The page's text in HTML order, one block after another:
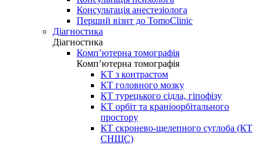
Консультація анестезіолога
Перший візит до TomoClinic
Діагностика
Діагностика
Комп’ютерна томографія
Комп’ютерна томографія
КТ з контрастом
КТ головного мозку
КТ турецького сідла, гіпофізу
КТ орбіт та краніоорбітального
простору
КТ скронево-щелепного суглоба (КТ
СНЩС)